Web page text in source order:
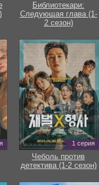
Библиотекари:
Следующая глава (1-
2 сезон)
1 серия
Чеболь против
детектива (1-2 сезон)